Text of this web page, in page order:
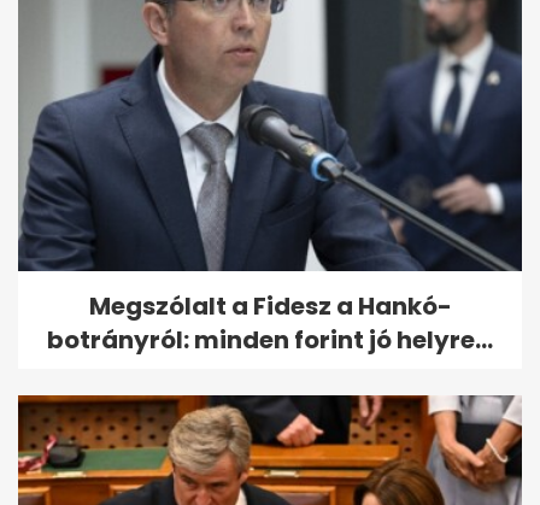
Megszólalt a Fidesz a Hankó-
botrányról: minden forint jó helyre...